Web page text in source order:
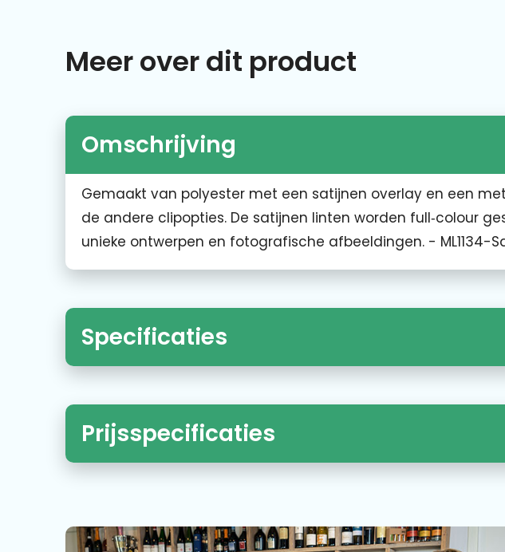
Meer over dit product
Omschrijving
Gemaakt van polyester met een satijnen overlay en een
de andere clipopties. De satijnen linten worden full‑colour
unieke ontwerpen en fotografische afbeeldingen. - ML1134-
Specificaties
Prijsspecificaties